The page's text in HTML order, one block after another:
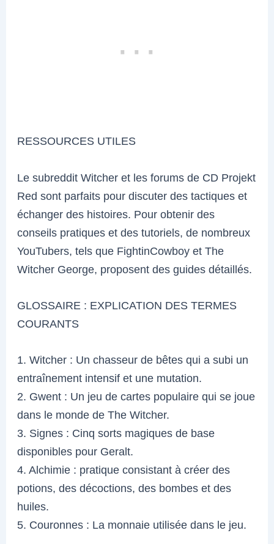
RESSOURCES UTILES
Le subreddit Witcher et les forums de CD Projekt
Red sont parfaits pour discuter des tactiques et
échanger des histoires. Pour obtenir des
conseils pratiques et des tutoriels, de nombreux
YouTubers, tels que FightinCowboy et The
Witcher George, proposent des guides détaillés.
GLOSSAIRE : EXPLICATION DES TERMES
COURANTS
1. Witcher : Un chasseur de bêtes qui a subi un
entraînement intensif et une mutation.
2. Gwent : Un jeu de cartes populaire qui se joue
dans le monde de The Witcher.
3. Signes : Cinq sorts magiques de base
disponibles pour Geralt.
4. Alchimie : pratique consistant à créer des
potions, des décoctions, des bombes et des
huiles.
5. Couronnes : La monnaie utilisée dans le jeu.